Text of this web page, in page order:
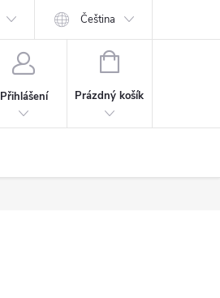
Čeština
Přihlášení
NÁKUPNÍ
Prázdný košík